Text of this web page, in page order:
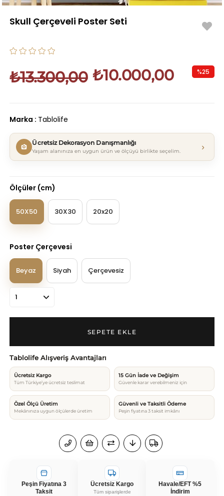
Skull Çerçeveli Poster Seti
₺13.300,00 ₺10.000,00 %25
Marka : Tablolife
Ücretsiz Dekorasyon Danışmanlığı
Yaşam alanınıza en uygun ürün ve ölçüyü birlikte seçelim. ›
Ölçüler (cm)
50X50 30X30 20x20
Poster Çerçevesi
Beyaz Siyah Çerçevesiz
Tablolife Alışveriş Avantajları
Ücretsiz Kargo
Tüm Türkiye’ye ücretsiz teslimat
15 Gün İade ve Değişim
Güvenle karar verebilmeniz için
Özel Ölçü Üretim
Mekânınıza uygun ölçülerde üretim
Güvenli ve Taksitli Ödeme
Peşin fiyatına 3 taksit imkânı
Peşin Fiyatına 3
Taksit
Ücretsiz Kargo
Tüm siparişlerde
Havale/EFT %5
İndirim